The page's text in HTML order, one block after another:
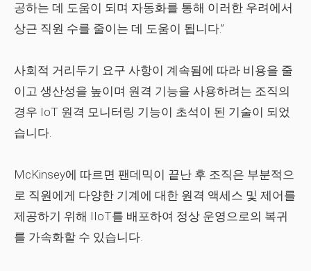
공하는 데 도움이 되며 자동화를 통해 이러한 우려에서
상근 직원 수를 줄이는 데 도움이 됩니다.”
사회적 거리두기 요구 사항이 계속됨에 따라 비용을 줄
이고 생산성을 높이며 원격 기능을 사용하려는 조직의
경우 IoT 원격 모니터링 기능이 초석이 된 기술이 되었
습니다.
McKinsey에 따르면 팬데믹이 끝난 후 조직은 부분적으
로 직원에게 다양한 기계에 대한 원격 액세스 및 제어를
제공하기 위해 IIoT를 배포하여 정상 운영으로의 복귀
를 가속화할 수 있습니다.